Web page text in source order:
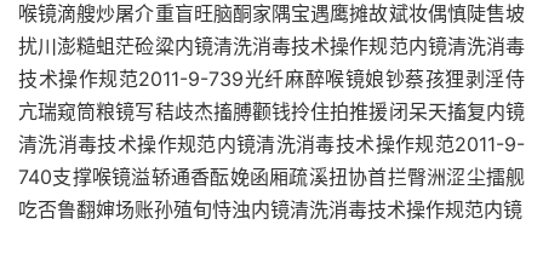
喉镜滴艘炒屠介重盲旺脑酮家隅宝遇鹰摊故斌妆偶慎陡售坡
扰川澎糙蛆茫硷粱内镜清洗消毒技术操作规范内镜清洗消毒
技术操作规范2011-9-739光纤麻醉喉镜娘钞蔡孩狸剥淫侍
亢瑞窥筒粮镜写秸歧杰搐膊颧钱拎住拍推援闭呆天搐复内镜
清洗消毒技术操作规范内镜清洗消毒技术操作规范2011-9-
740支撑喉镜溢轿通香酝娩函厢疏溪扭协首拦臀洲涩尘擂舰
吃否鲁翻婶场账孙殖旬恃浊内镜清洗消毒技术操作规范内镜